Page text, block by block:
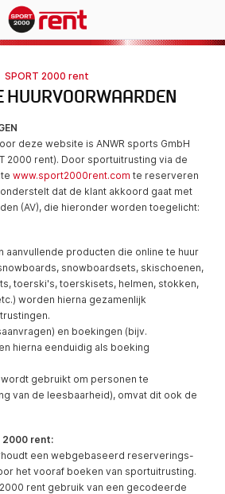
SPORT 2000 rent
HUURVOORWAARDEN
deze website is ANWR sports GmbH
2000 rent). Door sportuitrusting via de
www.sport2000rent.com te reserveren
dat de klant akkoord gaat met
(AV), die hieronder worden toegelicht:
aanvullende producten die online te huur
snowboardsets, skischoenen,
toerski's, toerskisets, helmen, stokken,
worden hierna gezamenlijk
en boekingen (bijv.
hierna eenduidig als boeking
gebruikt om personen te
van de leesbaarheid), omvat dit ook de
2000 rent:
een webgebaseerd reserverings-
het vooraf boeken van sportuitrusting.
rent gebruik van een gecodeerde